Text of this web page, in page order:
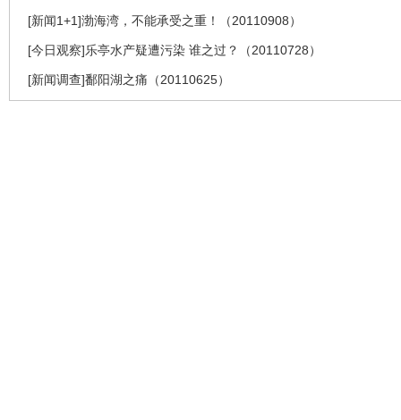
[新闻1+1]渤海湾，不能承受之重！（20110908）
[今日观察]乐亭水产疑遭污染 谁之过？（20110728）
[新闻调查]鄱阳湖之痛（20110625）